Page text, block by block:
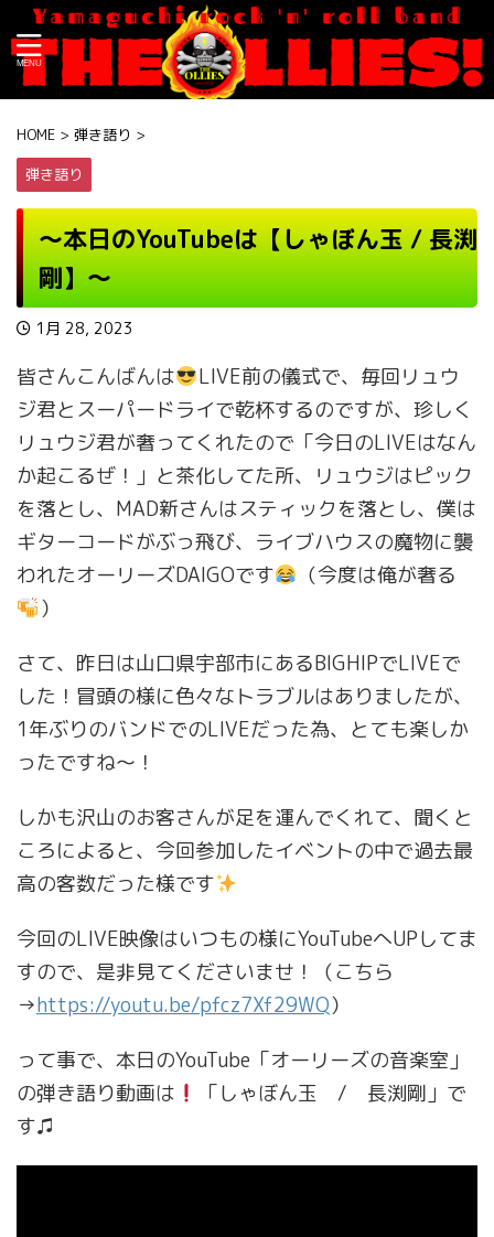
HOME > 弾き語り >
弾き語り
〜本日のYouTubeは【しゃぼん玉 / 長渕
剛】〜
1月 28, 2023
皆さんこんばんは
LIVE前の儀式で、毎回リュウ
ジ君とスーパードライで乾杯するのですが、珍しく
リュウジ君が奢ってくれたので「今日のLIVEはなん
か起こるぜ！」と茶化してた所、リュウジはピック
を落とし、MAD新さんはスティックを落とし、僕は
ギターコードがぶっ飛び、ライブハウスの魔物に襲
われたオーリーズDAIGOです
（今度は俺が奢る
）
さて、昨日は山口県宇部市にあるBIGHIPでLIVEで
した！冒頭の様に色々なトラブルはありましたが、
1年ぶりのバンドでのLIVEだった為、とても楽しか
ったですね〜！
しかも沢山のお客さんが足を運んでくれて、聞くと
ころによると、今回参加したイベントの中で過去最
高の客数だった様です
今回のLIVE映像はいつもの様にYouTubeへUPしてま
すので、是非見てくださいませ！（こちら
→https://youtu.be/pfcz7Xf29WQ）
って事で、本日のYouTube「オーリーズの音楽室」
の弾き語り動画は
「しゃぼん玉 / 長渕剛」で
す♫